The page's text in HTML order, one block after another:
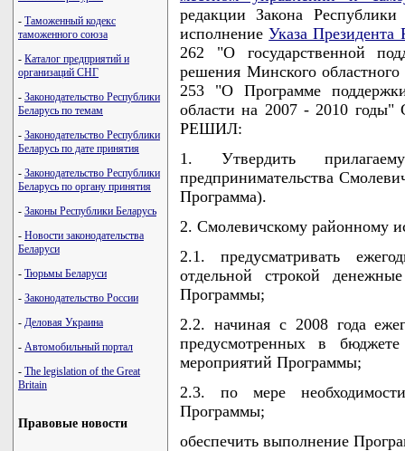
- Таможенный кодекс
таможенного союза
- Каталог предприятий и
организаций СНГ
- Законодательство Республики
Беларусь по темам
- Законодательство Республики
Беларусь по дате принятия
- Законодательство Республики
Беларусь по органу принятия
- Законы Республики Беларусь
- Новости законодательства
Беларуси
- Тюрьмы Беларуси
- Законодательство России
- Деловая Украина
- Автомобильный портал
- The legislation of the Great
Britain
Правовые новости
редакции Закона
исполнениеУказа Президента
262 "О государственной
решения Минского
253 "О Программе
области на 2007 - 2010 годы"
РЕШИЛ:
1. Утвердить
предпринимательства
Программа).
2. Смолевичскому районному
2.1. предусматривать
отдельной строкой
Программы;
2.2. начиная с 2008 года
предусмотренных в
мероприятий Программы;
2.3. по мере
Программы;
обеспечить выполнение